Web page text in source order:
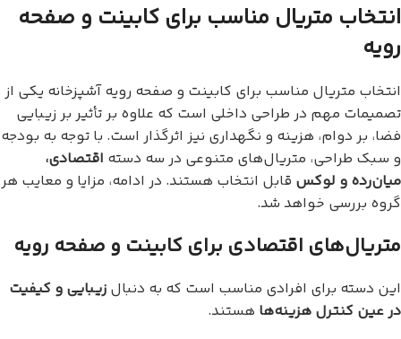
انتخاب متریال مناسب برای کابینت و صفحه
رویه
انتخاب متریال مناسب برای کابینت و صفحه رویه آشپزخانه یکی از
تصمیمات مهم در طراحی داخلی است که علاوه بر تأثیر بر زیبایی
فضا، بر دوام، هزینه و نگهداری نیز اثرگذار است. با توجه به بودجه
و سبک طراحی، متریال‌های متنوعی در سه دسته اقتصادی،
میان‌رده و لوکس قابل انتخاب هستند. در ادامه، مزایا و معایب هر
گروه بررسی خواهد شد.
متریال‌های اقتصادی برای کابینت و صفحه رویه
این دسته برای افرادی مناسب است که به دنبال زیبایی و کیفیت
در عین کنترل هزینه‌ها هستند.